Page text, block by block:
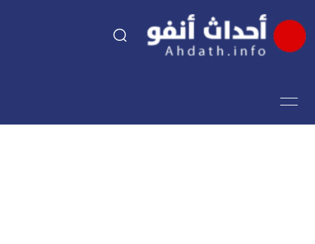
اقتصاد